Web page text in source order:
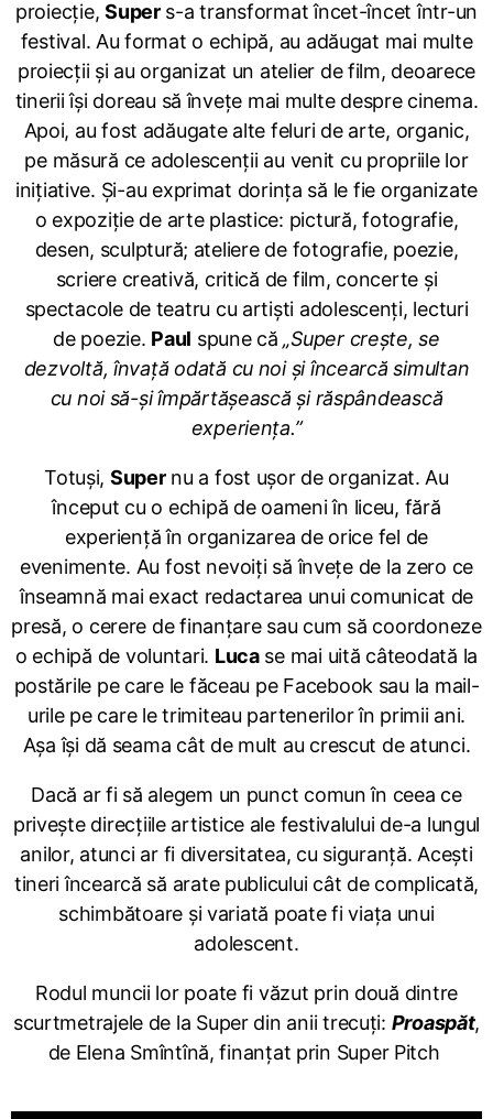
proiecție,Supers-a transformat încet-încet într-un
festival. Au format o echipă, au adăugat mai multe
proiecții și au organizat un atelier de film, deoarece
tinerii își doreau să învețe mai multe despre cinema.
Apoi, au fost adăugate alte feluri de arte, organic,
pe măsură ce adolescenții au venit cu propriile lor
inițiative. Și-au exprimat dorința să le fie organizate
o expoziție de arte plastice: pictură, fotografie,
desen, sculptură; ateliere de fotografie, poezie,
scriere creativă, critică de film, concerte și
spectacole de teatru cu artiști adolescenți, lecturi
de poezie. Paul spune că„Super crește, se
dezvoltă, învață odată cu noi și încearcă simultan
cu noi să-și împărtășească și răspândească
experiența.”
Totuși, Supernu a fost ușor de organizat. Au
început cu o echipă de oameni în liceu, fără
experiență în organizarea de orice fel de
evenimente. Au fost nevoiți să învețe de la zero ce
înseamnă mai exact redactarea unui comunicat de
presă, o cerere de finanțare sau cum să coordoneze
o echipă de voluntari. Lucase mai uită câteodată la
postările pe care le făceau pe Facebook sau la mail-
urile pe care le trimiteau partenerilor în primii ani.
Așa își dă seama cât de mult au crescut de atunci.
Dacă ar fi să alegem un punct comun în ceea ce
privește direcțiile artistice ale festivalului de-a lungul
anilor, atunci ar fi diversitatea, cu siguranță. Acești
tineri încearcă să arate publicului cât de complicată,
schimbătoare și variată poate fi viața unui
adolescent.
Rodul muncii lor poate fi văzut prin două dintre
scurtmetrajele de la Super din anii trecuți: Proaspăt,
de Elena Smîntînă, finanțat prin Super Pitch